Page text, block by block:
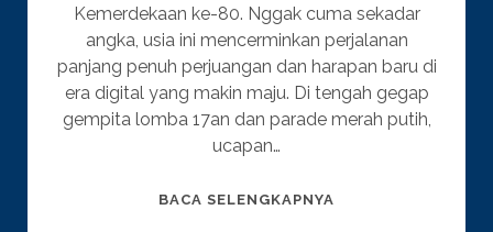
Kemerdekaan ke-80. Nggak cuma sekadar
angka, usia ini mencerminkan perjalanan
panjang penuh perjuangan dan harapan baru di
era digital yang makin maju. Di tengah gegap
gempita lomba 17an dan parade merah putih,
ucapan…
BACA SELENGKAPNYA